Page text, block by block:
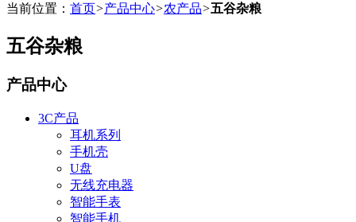
当前位置： 首页>产品中心>农产品>五谷杂粮
五谷杂粮
产品中心
3C产品
耳机系列
手机壳
U盘
无线充电器
智能手表
智能手机